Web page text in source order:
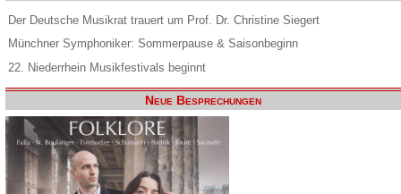
Der Deutsche Musikrat trauert um Prof. Dr. Christine Siegert
Münchner Symphoniker: Sommerpause & Saisonbeginn
22. Niederrhein Musikfestivals beginnt
Neue Besprechungen